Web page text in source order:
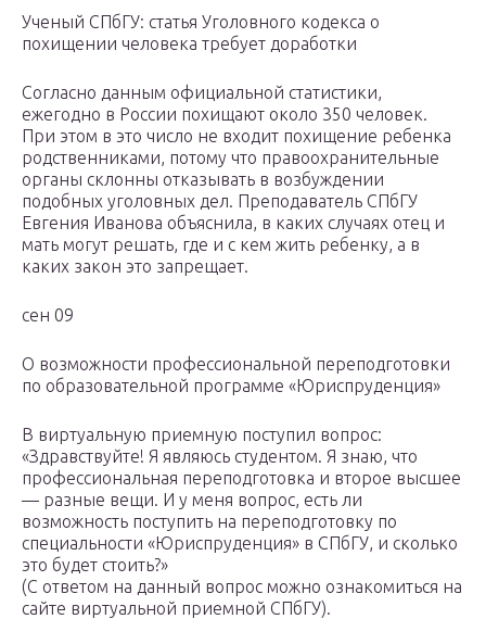
Ученый СПбГУ: статья Уголовного кодекса о
похищении человека требует доработки
Согласно данным официальной статистики,
ежегодно в России похищают около 350 человек.
При этом в это число не входит похищение ребенка
родственниками, потому что правоохранительные
органы склонны отказывать в возбуждении
подобных уголовных дел. Преподаватель СПбГУ
Евгения Иванова объяснила, в каких случаях отец и
мать могут решать, где и с кем жить ребенку, а в
каких закон это запрещает.
сен 09
О возможности профессиональной переподготовки
по образовательной программе «Юриспруденция»
В виртуальную приемную поступил вопрос:
«Здравствуйте! Я являюсь студентом. Я знаю, что
профессиональная переподготовка и второе высшее
— разные вещи. И у меня вопрос, есть ли
возможность поступить на переподготовку по
специальности «Юриспруденция» в СПбГУ, и сколько
это будет стоить?»
(С ответом на данный вопрос можно ознакомиться на
сайте виртуальной приемной СПбГУ).